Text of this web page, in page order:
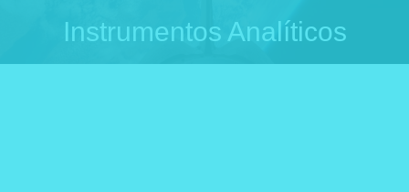
Instrumentos Analíticos
Você está aqui: